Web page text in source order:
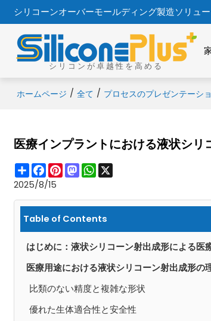
シリコーンオーバーモールディング製造ソリュ
シリコンが卓越性を高める
ホームページ / 全て / プロセスのプレゼンテーシ
医療インプラントにおける液状シ
ShareFacebook
PinterestMastodon
WhatsApp
2025/8/15
Table of Contents
はじめに：液状シリコーン射出成形による医
医療用途における液状シリコーン射出成形の
比類のない精度と複雑な形状
優れた生体適合性と安全性